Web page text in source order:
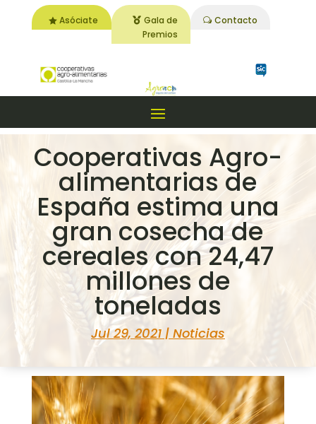
Asóciate
Gala de
Premios
Contacto
Cooperativas Agro-
alimentarias de
España estima una
gran cosecha de
cereales con 24,47
millones de
toneladas
Jul 29, 2021| Noticias